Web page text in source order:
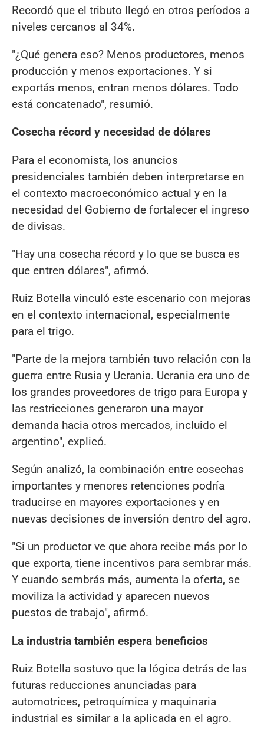
Recordó que el tributo llegó en otros períodos a
niveles cercanos al 34%.
"¿Qué genera eso? Menos productores, menos
producción y menos exportaciones. Y si
exportás menos, entran menos dólares. Todo
está concatenado", resumió.
Cosecha récord y necesidad de dólares
Para el economista, los anuncios
presidenciales también deben interpretarse en
el contexto macroeconómico actual y en la
necesidad del Gobierno de fortalecer el ingreso
de divisas.
"Hay una cosecha récord y lo que se busca es
que entren dólares", afirmó.
Ruiz Botella vinculó este escenario con mejoras
en el contexto internacional, especialmente
para el trigo.
"Parte de la mejora también tuvo relación con la
guerra entre Rusia y Ucrania. Ucrania era uno de
los grandes proveedores de trigo para Europa y
las restricciones generaron una mayor
demanda hacia otros mercados, incluido el
argentino", explicó.
Según analizó, la combinación entre cosechas
importantes y menores retenciones podría
traducirse en mayores exportaciones y en
nuevas decisiones de inversión dentro del agro.
"Si un productor ve que ahora recibe más por lo
que exporta, tiene incentivos para sembrar más.
Y cuando sembrás más, aumenta la oferta, se
moviliza la actividad y aparecen nuevos
puestos de trabajo", afirmó.
La industria también espera beneficios
Ruiz Botella sostuvo que la lógica detrás de las
futuras reducciones anunciadas para
automotrices, petroquímica y maquinaria
industrial es similar a la aplicada en el agro.